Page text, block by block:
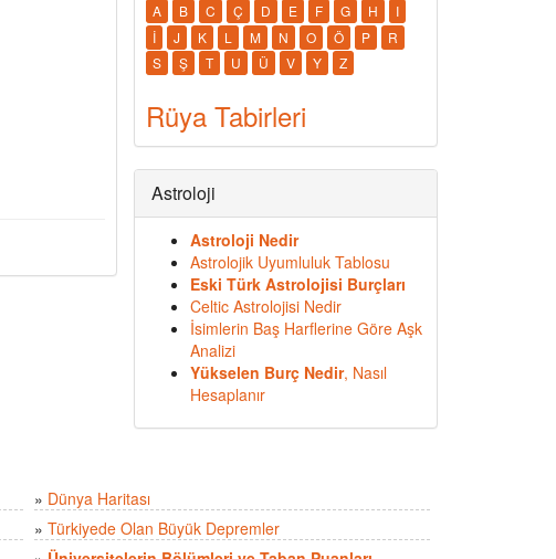
A B C Ç D E F G H
I
İ
J K L M N O Ö P
R
S
Ş T U Ü V Y Z
Rüya Tabirleri
Astroloji
Astroloji Nedir
Astrolojik Uyumluluk Tablosu
Eski Türk Astrolojisi Burçları
Celtic Astrolojisi Nedir
İsimlerin Baş Harflerine Göre Aşk
Analizi
Yükselen Burç Nedir, Nasıl
Hesaplanır
» Dünya Haritası
» Türkiyede Olan Büyük Depremler